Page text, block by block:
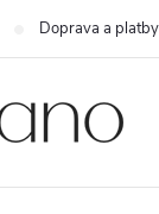
Doprava a platby